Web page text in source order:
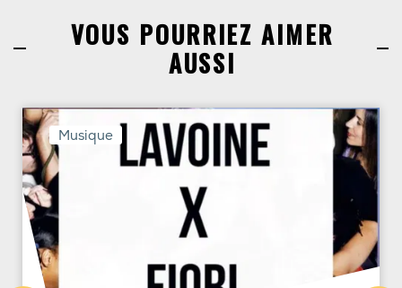
VOUS POURRIEZ AIMER
AUSSI
Musique